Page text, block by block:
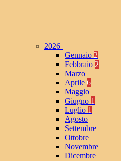
2026
Gennaio 2
Febbraio 2
Marzo
Aprile 6
Maggio
Giugno 1
Luglio 1
Agosto
Settembre
Ottobre
Novembre
Dicembre